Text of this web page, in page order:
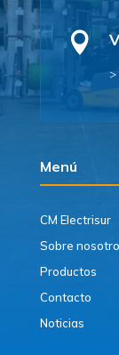

Menú
CM Electrisur
Sobre
Productos
Contacto
Noticias